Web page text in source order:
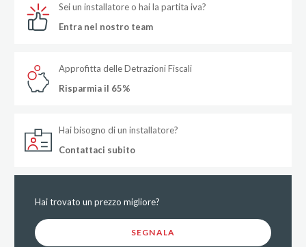
Sei un installatore o hai la partita iva?
Entra nel nostro team
Approfitta delle Detrazioni Fiscali
Risparmia il 65%
Hai bisogno di un installatore?
Contattaci subito
Hai trovato un prezzo migliore?
SEGNALA